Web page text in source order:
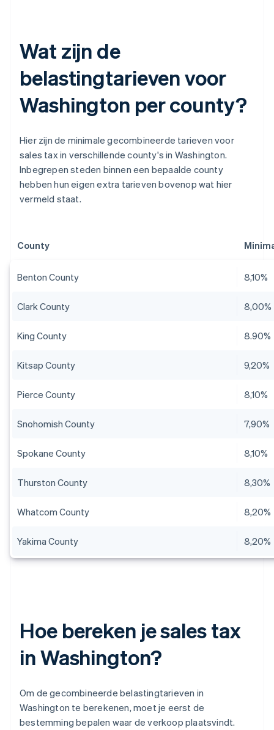
Wat zijn de
belastingtarieven voor
Washington per county?
Hier zijn de minimale gecombineerde tarieven voor
sales tax in verschillende county's in Washington.
Inbegrepen steden binnen een bepaalde county
hebben hun eigen extra tarieven bovenop wat hier
vermeld staat.
County
Benton County 8,10%
Clark County 8,00%
King County 8.90%
Kitsap County 9,20%
Pierce County 8,10%
Snohomish County 7,90%
Spokane County 8,10%
Thurston County 8,30%
Whatcom County 8,20%
Yakima County 8,20%
Hoe bereken je sales tax
in Washington?
Om de gecombineerde belastingtarieven in
Washington te berekenen, moet je eerst de
bestemming bepalen waar de verkoop plaatsvindt.